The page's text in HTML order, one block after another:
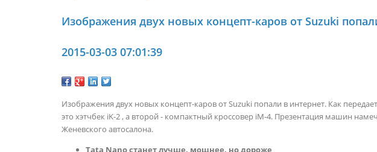
Изображения двух новых концепт-каров от Suzuki
2015-03-03 07:01:39
Изображения двух новых концепт-каров от Suzuki попали в интернет. Как
это хэтчбек iK-2 , а второй - компактный кроссовер iM-4. Презентация машин
Женевского автосалона.
Tata Nano станет лучше, мощнее, но дороже